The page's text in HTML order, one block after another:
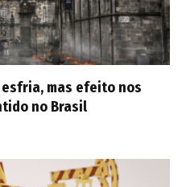
mas efeito nos
no Brasil